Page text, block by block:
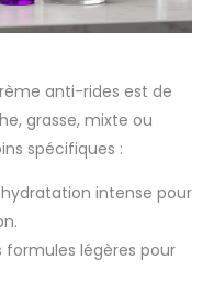
anti-rides est de
grasse, mixte ou
spécifiques :
intense pour
formules légères pour